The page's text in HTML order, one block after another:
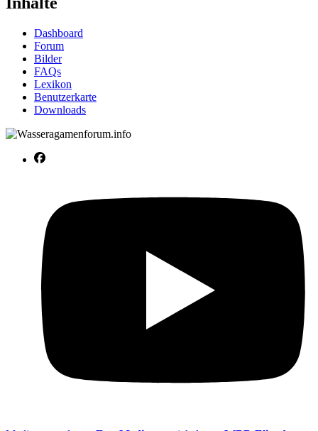
Dashboard
Forum
Bilder
FAQs
Lexikon
Benutzerkarte
Downloads